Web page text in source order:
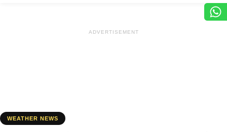
ADVERTISEMENT
WEATHER NEWS